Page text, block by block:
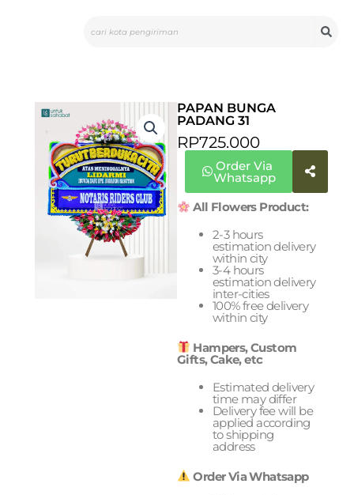
PAPAN BUNGA
PADANG 31
RP725.000
Order Via
Whatsapp
All Flowers Product:
2-3 hours
estimation delivery
within city
3-4 hours
estimation delivery
inter-cities
100% free delivery
within city
Hampers, Custom
Gifts, Cake, etc
Estimated delivery
time may differ
Delivery fee will be
applied according
to shipping
address
Order Via Whatsapp